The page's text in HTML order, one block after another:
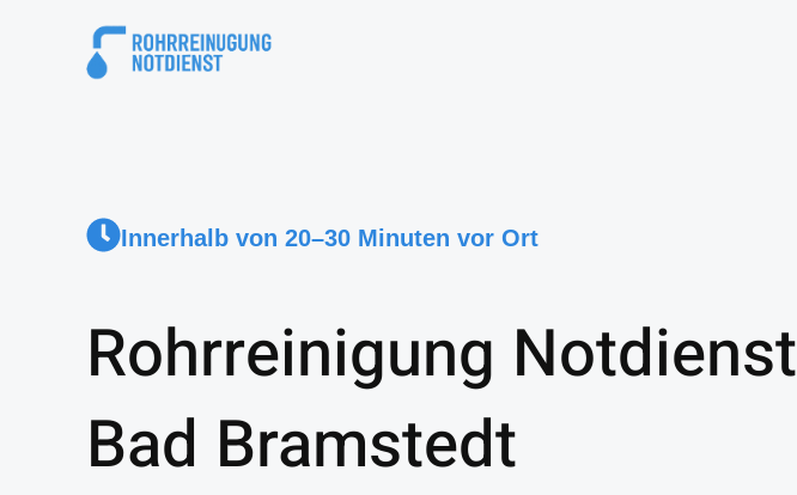
Innerhalb von 20–30 Minuten vor Ort
Rohrreinigung Notdienst
Bad Bramstedt